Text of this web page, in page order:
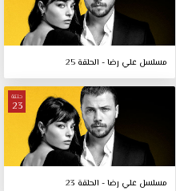
مسلسل علي رضا - الحلقة 25
حلقة
23
مسلسل علي رضا - الحلقة 23